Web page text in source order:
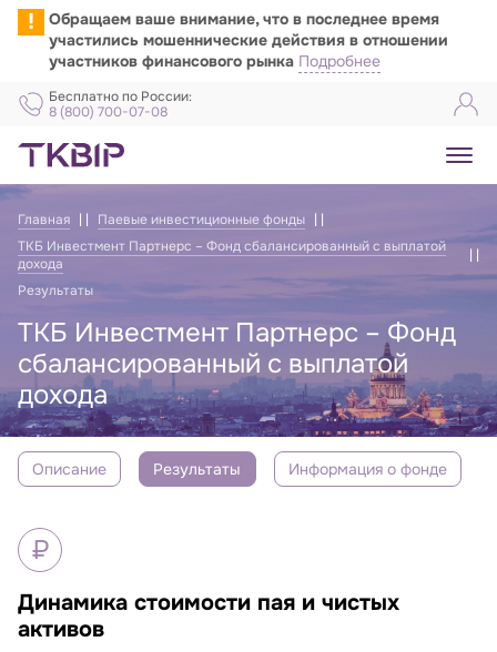
!
Обращаем ваше внимание, что в последнее время
участились мошеннические действия в отношении
участников финансового рынка Подробнее
Бесплатно по России:
8 (800) 700-07-08
Главная
Паевые инвестиционные фонды
ТКБ Инвестмент Партнерс – Фонд сбалансированный с выплатой
дохода
Результаты
ТКБ Инвестмент Партнерс – Фонд
сбалансированный с выплатой
дохода
Описание Результаты Информация о фонде
ТКБ Инвестмент Партнерс — Фонд
₽
Динамика стоимости пая и чистых
активов